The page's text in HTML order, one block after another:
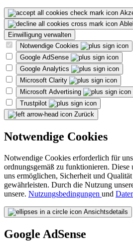
Einwilligung verwalten
Notwendige Cookies
Google AdSense
Google Analytics
Microsoft Clarity
Microsoft Advertising
Trustpilot
Zurück
Notwendige Cookies
Notwendige Cookies erforderlich für
ordnungsgemäß zu funktionieren. Diese
uns ermöglichen, Sicherheit und Qualität
gewährleisten. Durch die Nutzung
unsere. Nutzungsbedingungen und
Ansichtsdetails
Google AdSense